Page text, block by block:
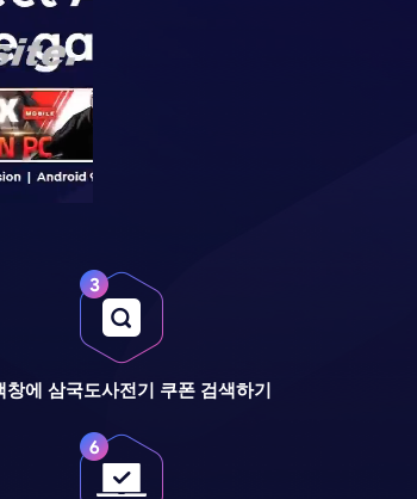
창에 삼국도사전기 쿠폰 검색하기